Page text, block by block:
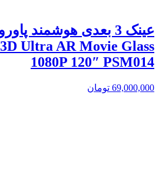
عینک 3 بعدی هوشمند
Ultra AR Movie Glass
1080P 120″ PSM014
69,000,000 تومان